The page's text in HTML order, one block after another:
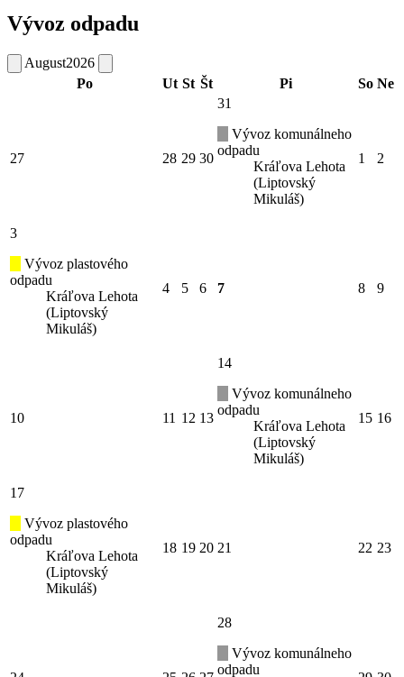
Vývoz odpadu
August2026
Po
Ut St Št Pi So Ne
27 28 29 30
31
Vývoz komunálneho
odpadu
Kráľova Lehota
(Liptovský
Mikuláš)
1 2
3
Vývoz plastového
odpadu
Kráľova Lehota
(Liptovský
Mikuláš)
4 5 6 7 8 9
10 11 12 13
14
Vývoz komunálneho
odpadu
Kráľova Lehota
(Liptovský
Mikuláš)
15 16
17
Vývoz plastového
odpadu
Kráľova Lehota
(Liptovský
Mikuláš)
18 19 20 21 22 23
28
Vývoz komunálneho
odpadu